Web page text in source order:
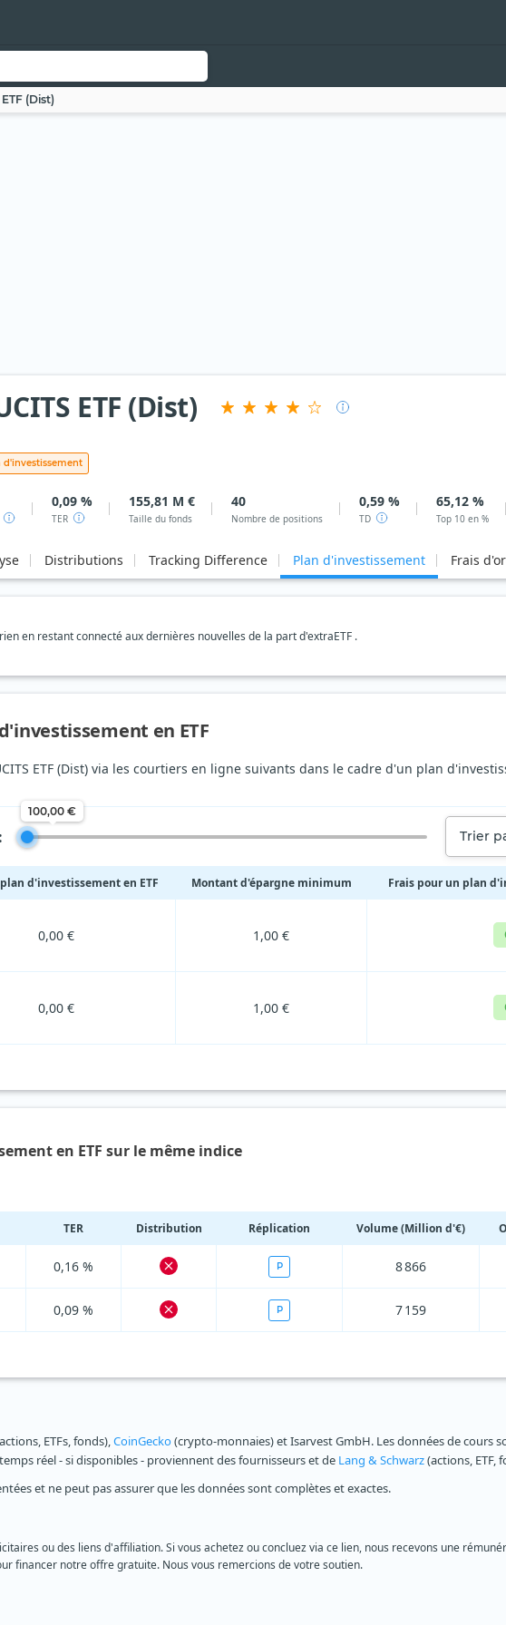
(Dist)
ETF (Dist)
d'investissement
0,09 %
TER
155,81 M €
Taille du fonds
40
Nombre de positions
0,59 %
TD
65,12 %
Top 10 en %
Distributions Tracking Difference Plan d'investissement Frais
en restant connecté aux dernières nouvelles de la part d'extraETF .
en ETF
ETF (Dist) via les courtiers en ligne suivants dans le cadre d'un plan
100,00 €
Trier
d'investissement en ETF Montant d'épargne minimum Frais pour un plan
0,00 € 1,00 €
0,00 € 1,00 €
en ETF sur le même indice
TER Distribution Réplication Volume (Million d'€)
0,16 % P 8 866
0,09 % P 7 159
ETFs, fonds),CoinGecko(crypto-monnaies) et Isarvest GmbH. Les données de cours
réel - si disponibles - proviennent des fournisseurs et de Lang & Schwarz(actions, ETF,
et ne peut pas assurer que les données sont complètes et exactes.
ou des liens d'affiliation. Si vous achetez ou concluez via ce lien, nous recevons une
financer notre offre gratuite. Nous vous remercions de votre soutien.